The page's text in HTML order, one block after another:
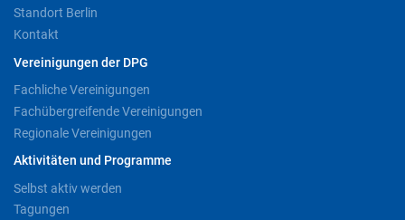
Standort Berlin
Kontakt
Vereinigungen der DPG
Fachliche Vereinigungen
Fachübergreifende Vereinigungen
Regionale Vereinigungen
Aktivitäten und Programme
Selbst aktiv werden
Tagungen